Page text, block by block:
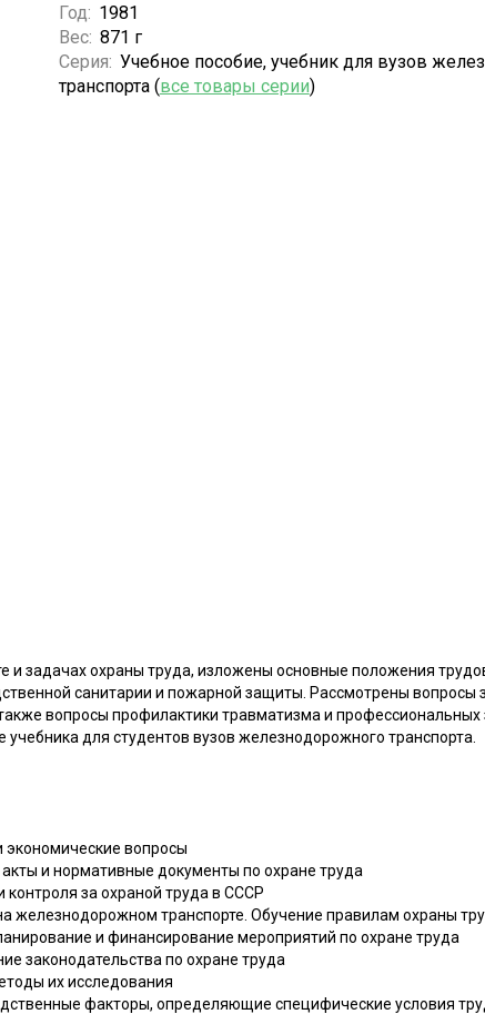
Год: 1981
Вес: 871 г
Серия: Учебное пособие, учебник для вузов
транспорта (все товары серии)
и задачах охраны труда, изложены основные положения
санитарии и пожарной защиты. Рассмотрены
вопросы профилактики травматизма и профессиональных
учебника для студентов вузов железнодорожного транспорта.
экономические вопросы
и нормативные документы по охране труда
контроля за охраной труда в СССР
железнодорожном транспорте. Обучение правилам охраны
и финансирование мероприятий по охране труда
законодательства по охране труда
их исследования
факторы, определяющие специфические условия